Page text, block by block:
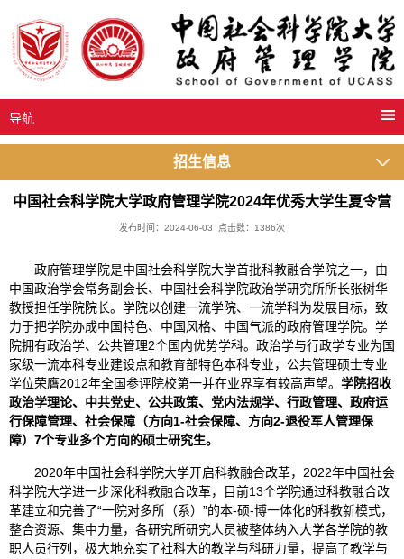
导航
招生信息
中国社会科学院大学政府管理学院2024年优秀大学生夏令营
发布时间：2024-06-03 点击数： 1386次
政府管理学院是中国社会科学院大学首批科教融合学院之一，由
中国政治学会常务副会长、中国社会科学院政治学研究所所长张树华
教授担任学院院长。学院以创建一流学院、一流学科为发展目标，致
力于把学院办成中国特色、中国风格、中国气派的政府管理学院。学
院拥有政治学、公共管理2个国内优势学科。政治学与行政学专业为国
家级一流本科专业建设点和教育部特色本科专业，公共管理硕士专业
学位荣膺2012年全国参评院校第一并在业界享有较高声望。 学院招收
政治学理论、 中共党史、公共政策、党内法规学、行政管理、 政府运
行保障管理、 社会保障（方向1-社会保障、方向2-退役军人管理保
障） 7个专业多个方向的硕士研究生。
2020年中国社会科学院大学开启科教融合改革，2022年中国社会
科学院大学进一步深化科教融合改革，目前13个学院通过科教融合改
革建立和完善了“一院对多所（系）”的本-硕-博一体化的科教新模式，
整合资源、集中力量，各研究所研究人员被整体纳入大学各学院的教
职人员行列，极大地充实了社科大的教学与科研力量，提高了教学与